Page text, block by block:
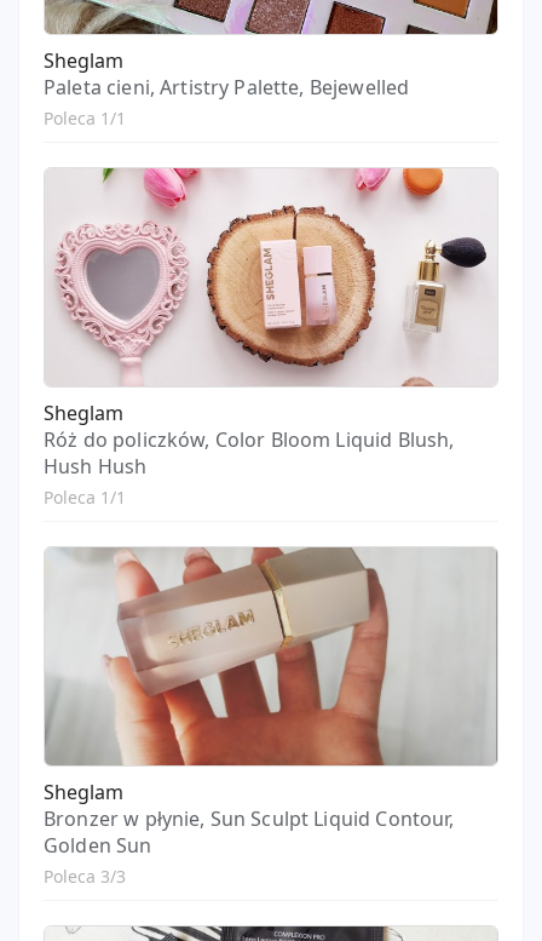
Sheglam
Paleta cieni, Artistry Palette, Bejewelled
Poleca 1/1
Sheglam
Róż do policzków, Color Bloom Liquid Blush,
Hush Hush
Poleca 1/1
Sheglam
Bronzer w płynie, Sun Sculpt Liquid Contour,
Golden Sun
Poleca 3/3